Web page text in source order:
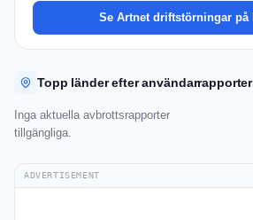
Se Artnet driftstörningar på
Topp länder efter användarrapporter
Inga aktuella avbrottsrapporter
tillgängliga.
ADVERTISEMENT